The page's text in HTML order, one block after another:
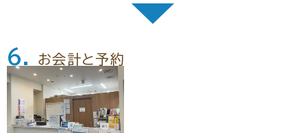
▼
6. お会計と予約